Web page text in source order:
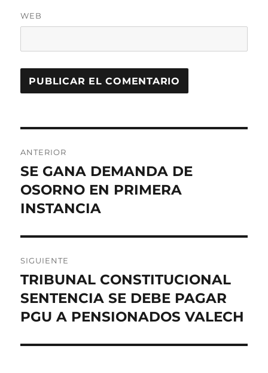
WEB
de
entradas
ANTERIOR
Entrada
anterior:
SE GANA DEMANDA DE
OSORNO EN PRIMERA
INSTANCIA
SIGUIENTE
Entrada
siguiente:
TRIBUNAL CONSTITUCIONAL
SENTENCIA SE DEBE PAGAR
PGU A PENSIONADOS VALECH